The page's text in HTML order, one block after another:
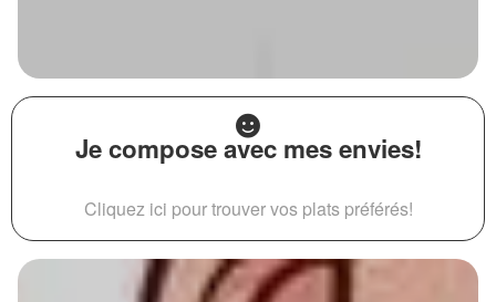
Je compose avec mes envies!
Cliquez ici pour trouver vos plats préférés!